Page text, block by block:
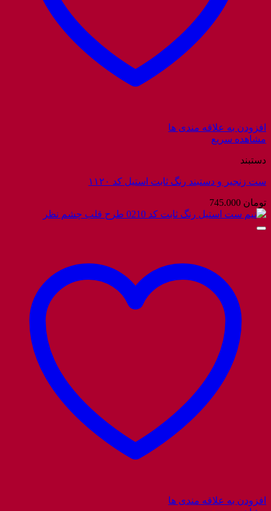
افزودن به علاقه مندی ها
مشاهده سریع
دستبند
ست زنجیر و دستبند رنگ ثابت استیل کد ۱۱۲۰
تومان
افزودن به علاقه مندی ها